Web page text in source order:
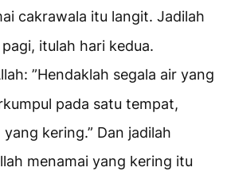
cakrawala itu langit. Jadilah
itulah hari kedua.
”Hendaklah segala air yang
pada satu tempat,
kering.” Dan jadilah
menamai yang kering itu